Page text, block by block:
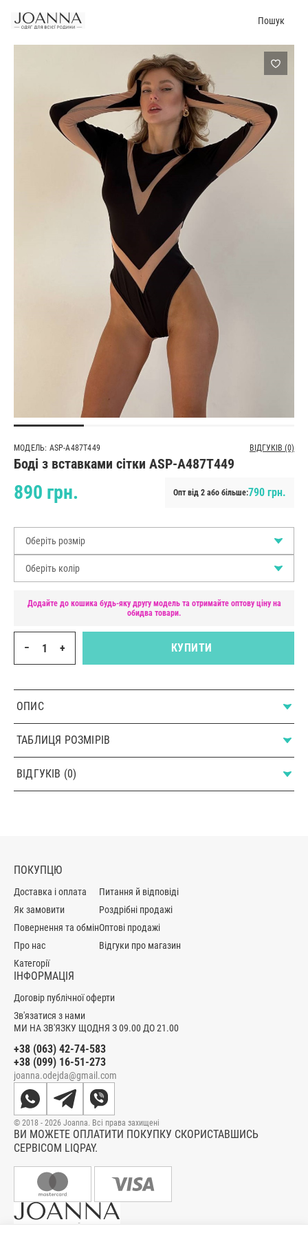
Пошук
МОДЕЛЬ: ASP-A487T449 ВІДГУКІВ (0)
Боді з вставками сітки ASP-A487T449
890 грн. Опт від 2 або більше:790 грн.
Оберіть розмір
Оберіть колір
Додайте до кошика будь-яку другу модель та отримайте оптову ціну на
обидва товари.
− + КУПИТИ
ОПИС
ТАБЛИЦЯ РОЗМІРІВ
ВІДГУКІВ (0)
МИ НА ЗВ'ЯЗКУ ЩОДНЯ З 09.00 ДО 21.00
+38 (063) 42-74-583
+38 (099) 16-51-273
joanna.odejda@gmail.com
ПОКУПЦЮ
Доставка і оплата
Як замовити
Повернення та обмін
Про нас
Категорії
Питання й відповіді
Роздрібні продажі
Оптові продажі
Відгуки про магазин
ІНФОРМАЦІЯ
Договір публічної оферти
Зв'язатися з нами
ВИ МОЖЕТЕ ОПЛАТИТИ ПОКУПКУ СКОРИСТАВШИСЬ
СЕРВІСОМ LIQPAY.
© 2018 - 2026 Joanna. Всі права захищені